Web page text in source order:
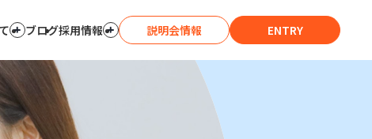
ブログ採用情報 説明会情報 ENTRY